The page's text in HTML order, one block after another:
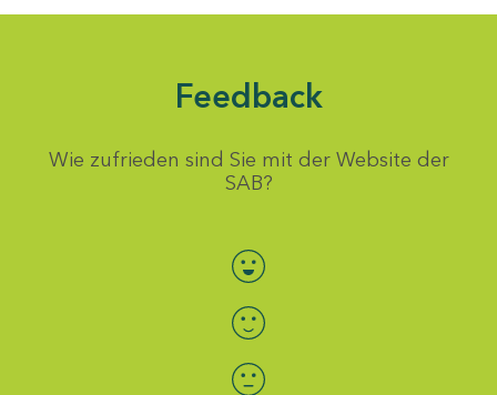
Feedback
Wie zufrieden sind Sie mit der Website der
SAB?
Bewertung auswählen